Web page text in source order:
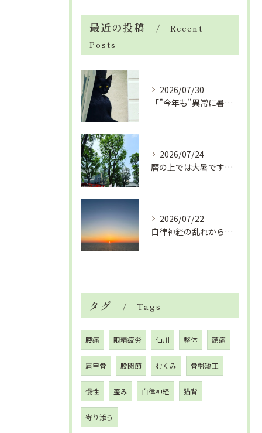
最近の投稿
Recent
Posts
2026/07/30
「”今年も”異常に暑い夏」酷暑+冷房＝夏風邪、腰痛、ひざの痛...
2026/07/24
暦の上では大暑です！腰痛や肩こりから来る頭痛
2026/07/22
自律神経の乱れから生活習慣病、血液循環の滞り
タグ Tags
腰痛 眼精疲労 仙川 整体 頭痛
肩甲骨 股関節 むくみ 骨盤矯正
慢性 歪み 自律神経 猫背
寄り添う